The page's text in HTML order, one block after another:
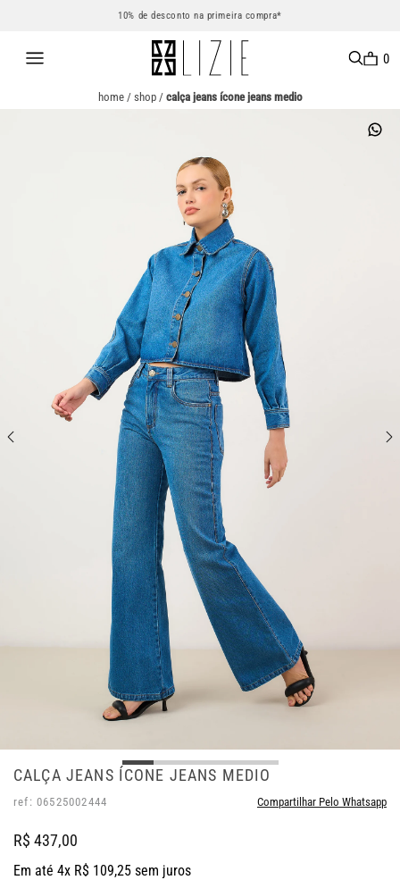
10% de desconto na primeira compra*
0
home/ shop/ calça jeans ícone jeans medio
CALÇA JEANS ÍCONE JEANS MEDIO
ref: 06525002444 Compartilhar Pelo Whatsapp
R$ 437,00
Em até 4x R$ 109,25 sem juros